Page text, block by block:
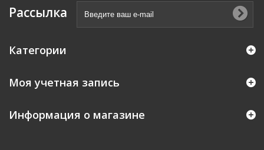
Рассылка
Категории
Моя учетная запись
Информация о магазине